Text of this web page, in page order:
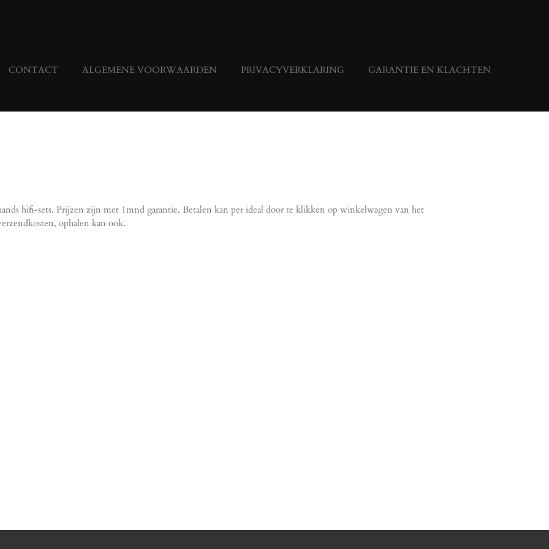
CONTACT ALGEMENE VOORWAARDEN PRIVACYVERKLARING
GARANTIE EN KLACHTEN
hifi-sets. Prijzen zijn met 1mnd garantie. Betalen kan per ideal door te klikken op winkelwagen van het
ophalen kan ook.